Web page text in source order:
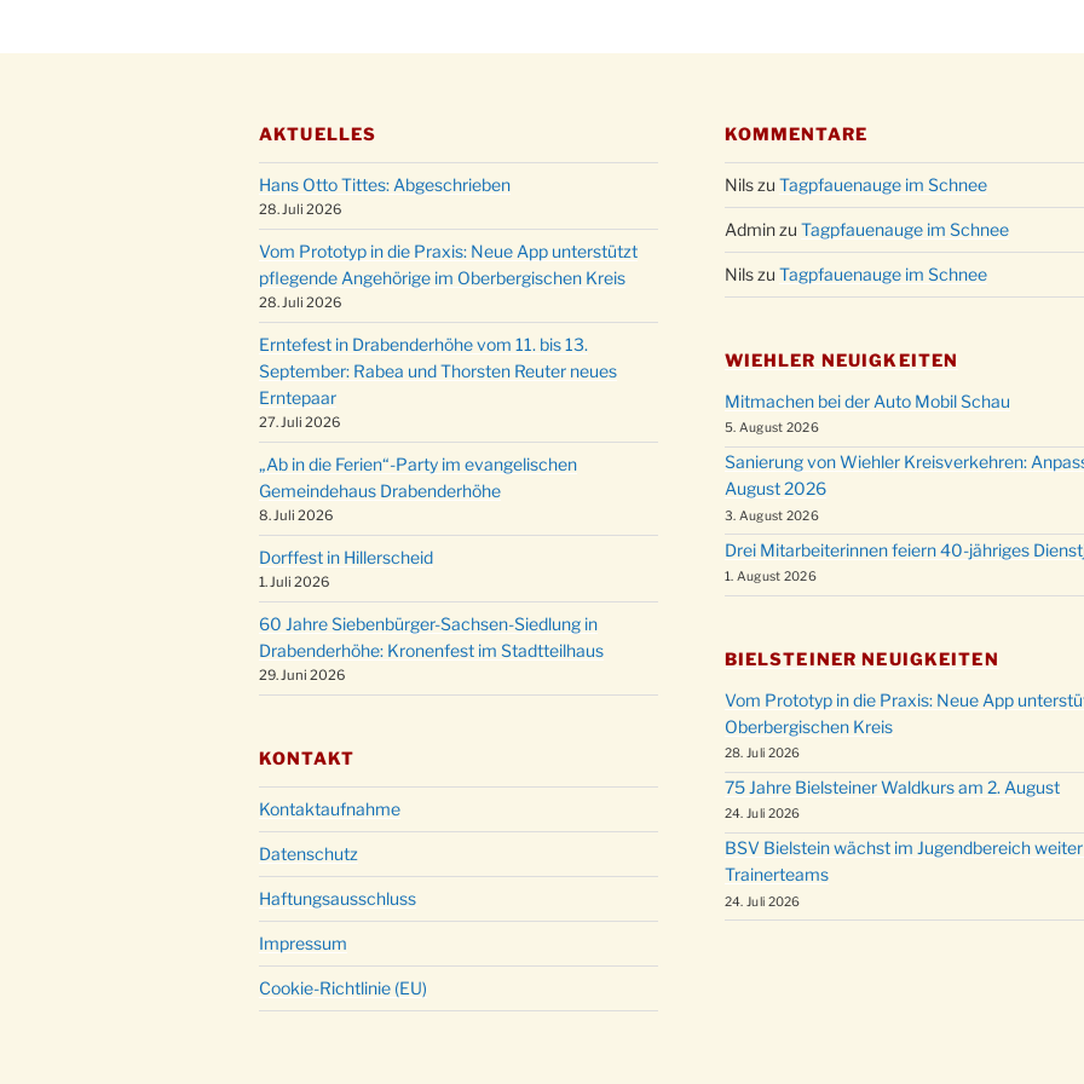
24.12.
Ev.
24.12.
AKTUELLES
Hans Otto Tittes: Abgeschrieben
28. Juli 2026
Vom Prototyp in die Praxis: Neue App unterstützt
pflegende Angehörige im Oberbergischen Kreis
28. Juli 2026
Erntefest in Drabenderhöhe vom 11. bis 13.
September: Rabea und Thorsten Reuter neues
Erntepaar
27. Juli 2026
„Ab in die Ferien“-Party im evangelischen
Gemeindehaus Drabenderhöhe
8. Juli 2026
Dorffest in Hillerscheid
1. Juli 2026
60 Jahre Siebenbürger-Sachsen-Siedlung in
Drabenderhöhe: Kronenfest im Stadtteilhaus
29. Juni 2026
KONTAKT
Kontaktaufnahme
Datenschutz
Haftungsausschluss
Impressum
Cookie-Richtlinie (EU)
KOMMENTARE
Nilszu Tagpfauenauge im Schnee
Adminzu Tagpfauenauge im Schnee
Nilszu Tagpfauenauge im Schnee
WIEHLER NEUIGKEITEN
Mitmachen bei der Auto Mobil Schau
5. August 2026
Sanierung von Wiehler Kreisverkehren:
August 2026
3. August 2026
Drei Mitarbeiterinnen feiern 40-jähriges
1. August 2026
BIELSTEINER NEUIGKEITEN
Vom Prototyp in die Praxis: Neue App
Oberbergischen Kreis
28. Juli 2026
75 Jahre Bielsteiner Waldkurs am 2. August
24. Juli 2026
BSV Bielstein wächst im Jugendbereich
Trainerteams
24. Juli 2026